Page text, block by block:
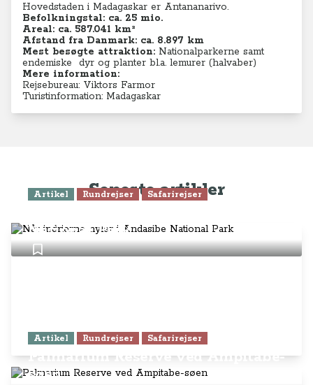
Hovedstaden i Madagaskar er Antananarivo.
Befolkningstal: ca. 25 mio.
Areal: ca. 587.041 km²
Afstand fra Danmark: ca. 8.897 km
Mest besøgte attraktion: Nationalparkerne samt
endemiske dyr og planter bl.a. lemurer (halvaber)
Mere information:
Rejsebureau: Viktors Farmor
Turistinformation: Madagaskar
Seneste artikler
Artikel Rundrejser Safarirejser
National Park
Artikel Rundrejser Safarirejser
Palmarium Reserve ved Ampitabe-
søen